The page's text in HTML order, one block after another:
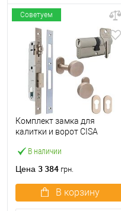
Советуем
В наличии
Комплект замка для
калитки и ворот CISA
40×40) с цилиндром 60 мм
Цена 3 384 грн.
В корзину